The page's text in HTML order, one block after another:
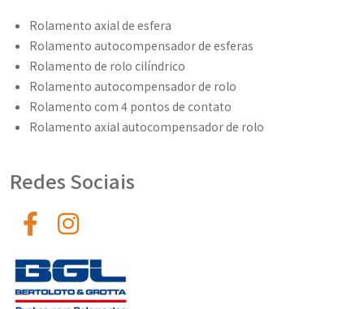
Rolamento axial de esfera
Rolamento autocompensador de esferas
Rolamento de rolo cilíndrico
Rolamento autocompensador de rolo
Rolamento com 4 pontos de contato
Rolamento axial autocompensador de rolo
Redes Sociais